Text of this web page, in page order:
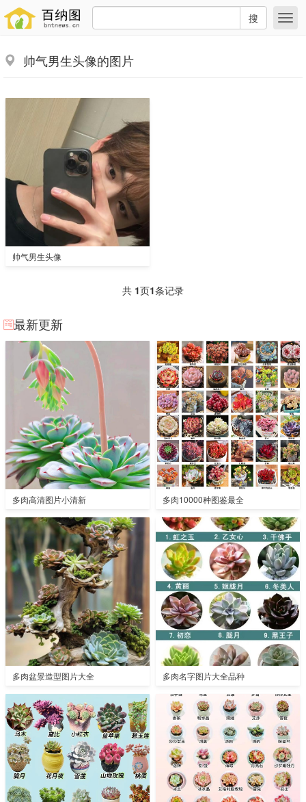
搜
帅气男生头像的图片
帅气男生头像
共 1页1条记录
最新更新
多肉高清图片小清新 多肉10000种图鉴最全
多肉盆景造型图片大全 多肉名字图片大全品种